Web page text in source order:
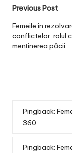
Post
Previous Post
Femeile în
conflictelor: rolul
menținerea păcii
Pingback:
360
Pingback: